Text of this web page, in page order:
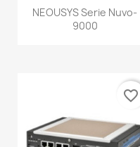
NEOUSYS Serie Nuvo-
9000
favorite_border